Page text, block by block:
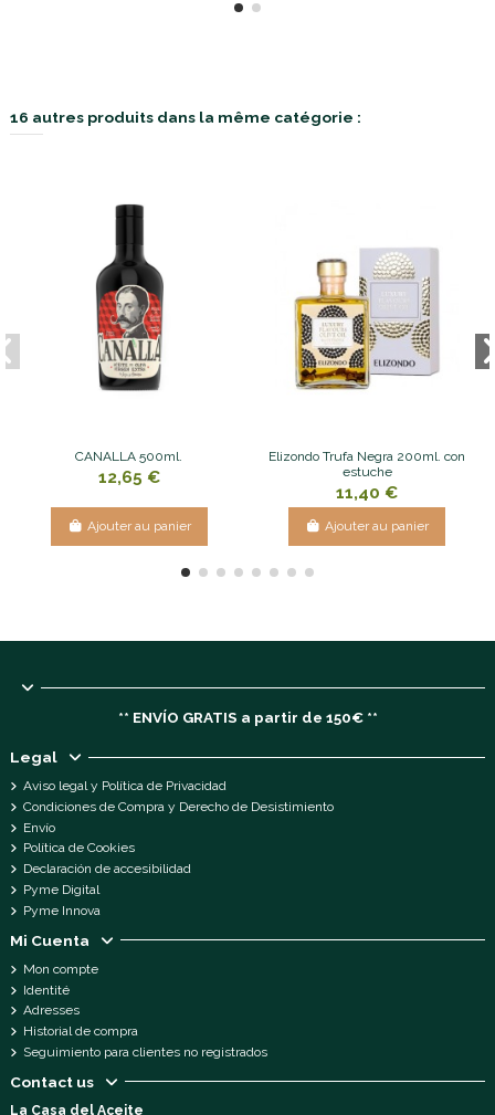
16 autres produits dans la même catégorie :
CANALLA 500ml.
12,65 €
Ajouter au panier
Elizondo Trufa Negra 200ml. con
estuche
11,40 €
Ajouter au panier
** ENVÍO GRATIS a partir de 150€ **
Legal
Aviso legal y Política de Privacidad
Condiciones de Compra y Derecho de Desistimiento
Envío
Política de Cookies
Declaración de accesibilidad
Pyme Digital
Pyme Innova
Mi Cuenta
Mon compte
Identité
Adresses
Historial de compra
Seguimiento para clientes no registrados
Contact us
La Casa del Aceite